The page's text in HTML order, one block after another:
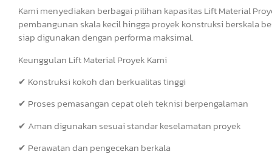
Kami menyediakan berbagai pilihan kapasitas Lift Material
pembangunan skala kecil hingga proyek konstruksi berskala
siap digunakan dengan performa maksimal.
Keunggulan Lift Material Proyek Kami
✔ Konstruksi kokoh dan berkualitas tinggi
✔ Proses pemasangan cepat oleh teknisi berpengalaman
✔ Aman digunakan sesuai standar keselamatan proyek
✔ Perawatan dan pengecekan berkala